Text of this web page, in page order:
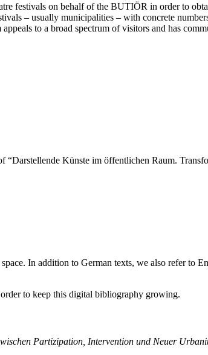
festivals on behalf of the BUTIÖR in order to
– usually municipalities – with concrete
to a broad spectrum of visitors and has
Künste im öffentlichen Raum.
In addition to German texts, we also refer to
to keep this digital bibliography growing.
Partizipation, Intervention und Neuer